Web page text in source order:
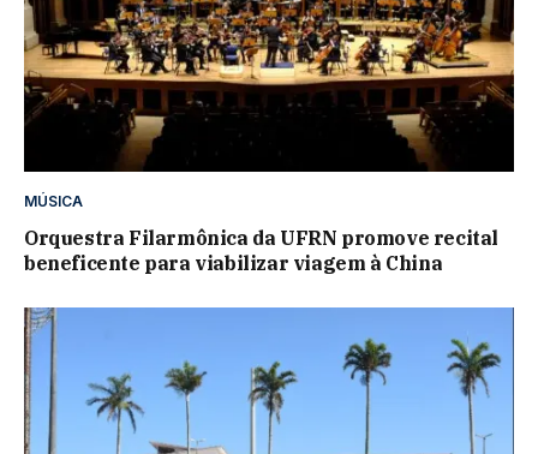
MÚSICA
Orquestra Filarmônica da UFRN promove recital
beneficente para viabilizar viagem à China